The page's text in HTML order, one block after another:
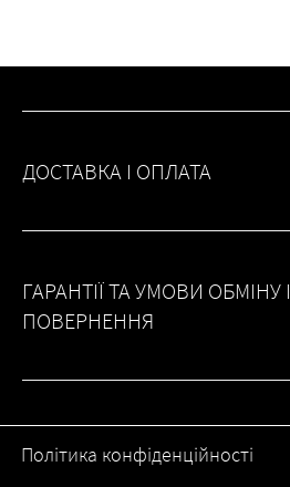
ДОСТАВКА І ОПЛАТА
ГАРАНТІЇ ТА УМОВИ ОБМІНУ І
ПОВЕРНЕННЯ
Політика конфіденційності